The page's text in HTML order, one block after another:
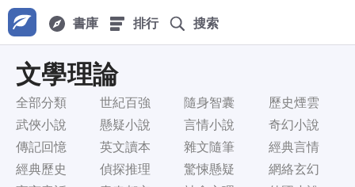
書庫 排行 搜索
文學理論
全部分類 世紀百強 隨身智囊
歷史煙雲
武俠小說
懸疑小說 言情小說
奇幻小說
傳記回憶
英文讀本 雜文隨筆
經典言情
經典歷史
偵探推理 驚悚懸疑
網絡玄幻